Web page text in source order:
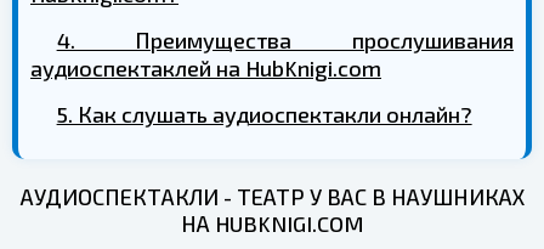
4. Преимущества прослушивания
аудиоспектаклей на HubKnigi.com
5. Как слушать аудиоспектакли онлайн?
АУДИОСПЕКТАКЛИ - ТЕАТР У ВАС В НАУШНИКАХ
НА HUBKNIGI.COM